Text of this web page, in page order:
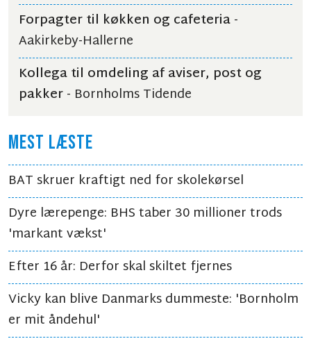
Forpagter til køkken og cafeteria-
Aakirkeby-Hallerne
Kollega til omdeling af aviser, post og
pakker- Bornholms Tidende
MEST LÆSTE
BAT skruer kraftigt ned for skolekørsel
Dyre lærepenge: BHS taber 30 millioner trods
'markant vækst'
Efter 16 år: Derfor skal skiltet fjernes
Vicky kan blive Danmarks dummeste: 'Bornholm
er mit åndehul'